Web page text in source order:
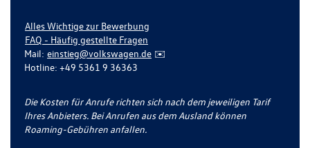
Alles Wichtige zur Bewerbung
FAQ - Häufig gestellte Fragen
Mail: einstieg@volkswagen.de ✉️
Hotline: +49 5361 9 36363
Die Kosten für Anrufe richten sich nach dem jeweiligen Tarif
Ihres Anbieters. Bei Anrufen aus dem Ausland können
Roaming-Gebühren anfallen.